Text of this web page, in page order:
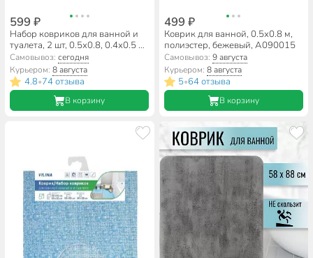
599 ₽
Набор ковриков для ванной и
туалета, 2 шт, 0.5х0.8, 0.4х0.5 м,
полиэстер, шоколадный,
Камешки, Y9-035
Самовывоз:сегодня
Курьером:8 августа
4.8•74 отзыва
В корзину
499 ₽
Коврик для ванной, 0.5х0.8 м,
полиэстер, бежевый, A090015
Самовывоз: 9 августа
Курьером: 8 августа
5•64 отзыва
В корзину